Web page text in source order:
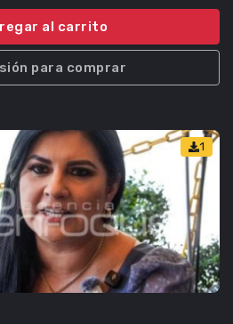
al carrito
para comprar
1